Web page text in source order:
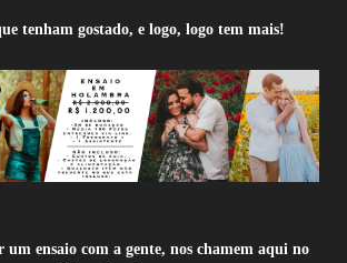
tenham gostado, e logo, logo tem mais!
um ensaio com a gente, nos chamem aqui no